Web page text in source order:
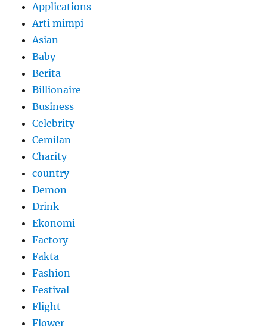
Applications
Arti mimpi
Asian
Baby
Berita
Billionaire
Business
Celebrity
Cemilan
Charity
country
Demon
Drink
Ekonomi
Factory
Fakta
Fashion
Festival
Flight
Flower